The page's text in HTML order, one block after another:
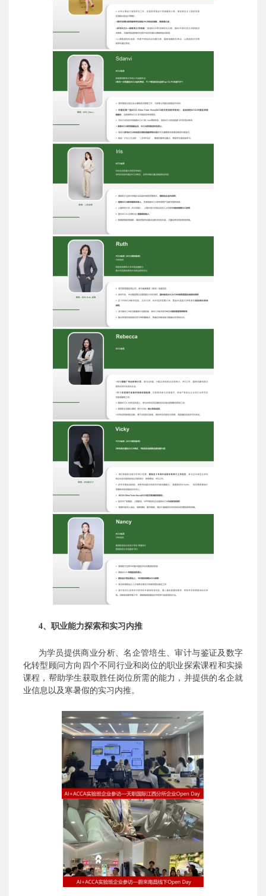
4、职业能力探索和实习内推
为学员提供商业分析、名企管培生、审计与鉴证及数字
化转型顾问方向 四个不同行业和岗位的职业探索课程和实操
课程，帮助学生获取胜任岗位所需的能力，并提供的名企就
业信息以及寒暑假的实习内推。